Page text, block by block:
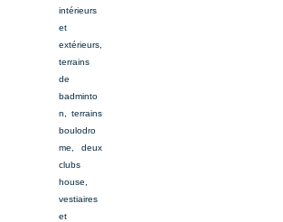
intérieurs
et
extérieurs,
terrains
de
badminto
n, terrains
boulodro
me, deux
clubs
house,
vestiaires
et